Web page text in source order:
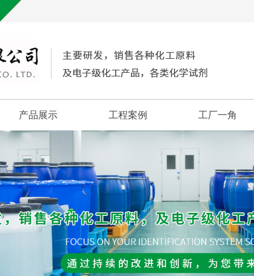
产品展示 工程案例 工厂一角